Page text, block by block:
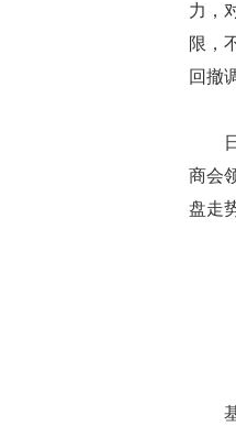
力，
限，
回撤
日
商会
盘走
基